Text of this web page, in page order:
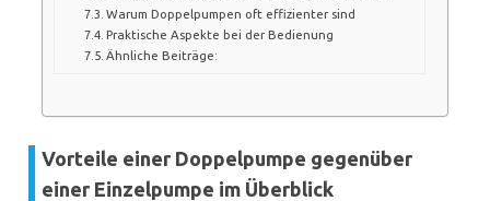
Warum Doppelpumpen oft effizienter sind
Praktische Aspekte bei der Bedienung
Ähnliche Beiträge:
Vorteile einer Doppelpumpe gegenüber
einer Einzelpumpe im Überblick